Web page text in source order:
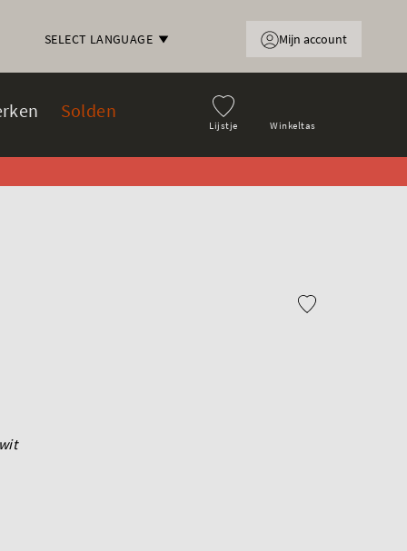
SELECT LANGUAGE
Lijstje Winkeltas
Solden
Mijn account